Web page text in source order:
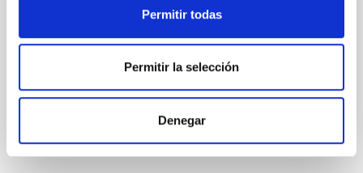
Permitir todas
Permitir la selección
Denegar
Ahora